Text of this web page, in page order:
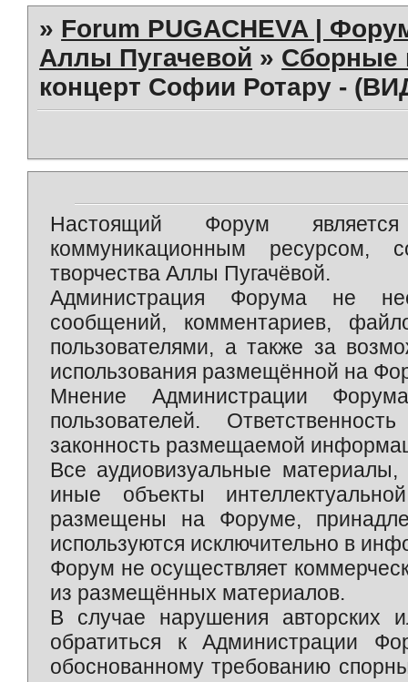
» Forum PUGACHEVA |
Аллы Пугачевой » Сборные
концерт Софии Ротару -
Настоящий Форум является
коммуникационным ресурсом,
творчества Аллы Пугачёвой.
Администрация Форума не
сообщений, комментариев,
пользователями, а также за
использования размещённой на
Мнение Администрации
пользователей.
законность размещаемой
Все аудиовизуальные
иные объекты
размещены на Форуме,
используются исключительно в
Форум не осуществляет
из размещённых материалов.
В случае нарушения авторских
обратиться к Администрации
обоснованному требованию